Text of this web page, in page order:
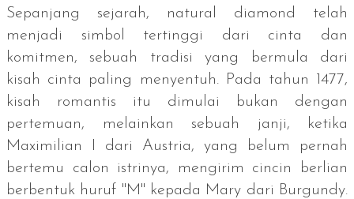
Sepanjang sejarah, natural diamond
telah
menjadi simbol tertinggi dari cinta dan
komitmen, sebuah tradisi yang bermula dari
kisah cinta paling menyentuh. Pada tahun 1477,
kisah romantis itu dimulai bukan dengan
pertemuan, melainkan sebuah janji, ketika
Maximilian I dari Austria, yang belum pernah
bertemu calon istrinya, mengirim cincin berlian
berbentuk huruf "M" kepada Mary dari Burgundy.